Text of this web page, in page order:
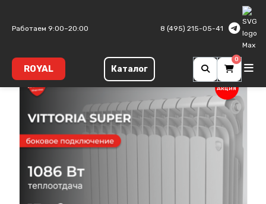
Работаем 9:00–20:00 8 (495) 215-05-41
ROYAL Каталог
0
Vittoria Super
Акция